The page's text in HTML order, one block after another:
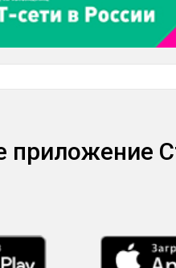
приложение